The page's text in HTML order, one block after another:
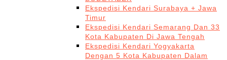
Ekspedisi Kendari Surabaya + Jawa
Timur
Ekspedisi Kendari Semarang Dan 33
Kota Kabupaten Di Jawa Tengah
Ekspedisi Kendari Yogyakarta
Dengan 5 Kota Kabupaten Dalam